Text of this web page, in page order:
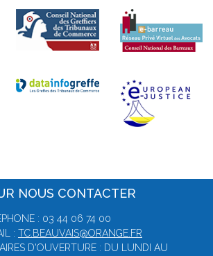
NOUS CONTACTER
: 03 44 06 74 00
: TC.BEAUVAIS@ORANGE.FR
D'OUVERTURE : DU LUNDI AU